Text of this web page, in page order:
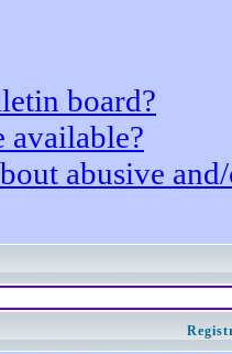
board?
available?
abusive